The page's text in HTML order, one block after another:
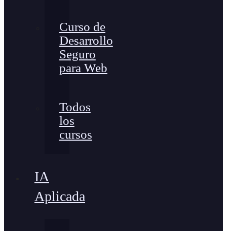
Curso de
Desarrollo
Seguro
para Web
Todos
los
cursos
IA
Aplicada